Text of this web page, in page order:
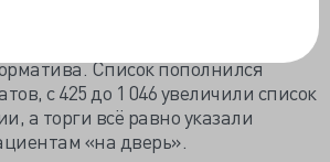
половину от
Список пополнился
с 425 до 1 046 увеличили список
а торги всё равно указали
«на дверь».